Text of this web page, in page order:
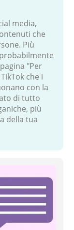
media,
che
Più
"Per
che i
con la
di tutto
più
della tua